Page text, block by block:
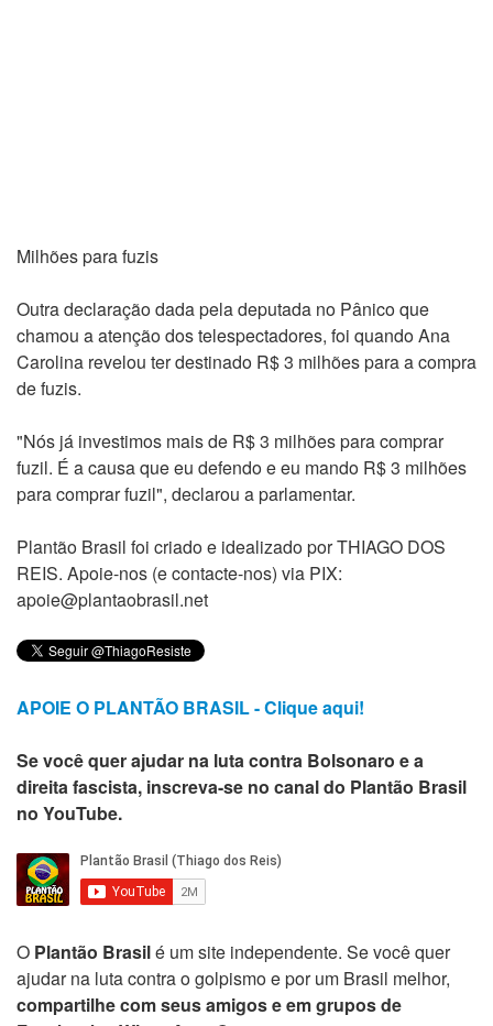
Milhões para fuzis
Outra declaração dada pela deputada no Pânico que
chamou a atenção dos telespectadores, foi quando Ana
Carolina revelou ter destinado R$ 3 milhões para a compra
de fuzis.
"Nós já investimos mais de R$ 3 milhões para comprar
fuzil. É a causa que eu defendo e eu mando R$ 3 milhões
para comprar fuzil", declarou a parlamentar.
Plantão Brasil foi criado e idealizado por THIAGO DOS
REIS. Apoie-nos (e contacte-nos) via PIX:
apoie@plantaobrasil.net
APOIE O PLANTÃO BRASIL - Clique aqui!
Se você quer ajudar na luta contra Bolsonaro e a
direita fascista, inscreva-se no canal do Plantão Brasil
no YouTube.
O Plantão Brasilé um site independente. Se você quer
ajudar na luta contra o golpismo e por um Brasil melhor,
compartilhe com seus amigos e em grupos de